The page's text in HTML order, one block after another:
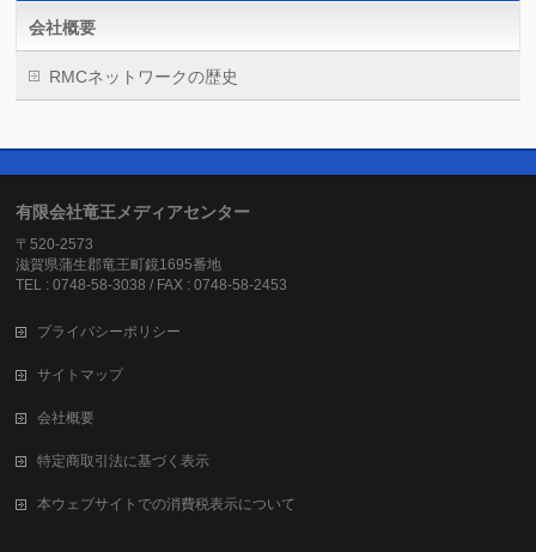
会社概要
RMCネットワークの歴史
有限会社竜王メディアセンター
〒520-2573
滋賀県蒲生郡竜王町鏡1695番地
TEL : 0748-58-3038 / FAX : 0748-58-2453
プライバシーポリシー
サイトマップ
会社概要
特定商取引法に基づく表示
本ウェブサイトでの消費税表示について